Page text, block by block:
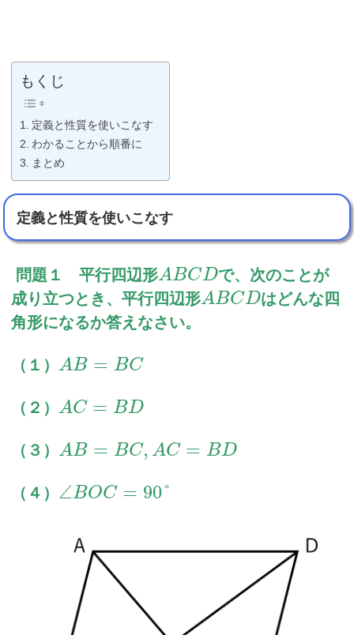
もくじ
定義と性質を使いこなす
わかることから順番に
まとめ
定義と性質を使いこなす
問題１ 平行四辺形ABCDで、次のことが
成り立つとき、平行四辺形ABCDはどんな四
角形になるか答えなさい。
（１） AB = BC
（２） AC = BD
（３） AB = BC, AC = BD
（４） ∠BOC = 90°